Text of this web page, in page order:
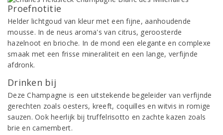
Proefnotitie
Helder lichtgoud van kleur met een fijne, aanhoudende
mousse. In de neus aroma's van citrus, geroosterde
hazelnoot en brioche. In de mond een elegante en complexe
smaak met een frisse mineraliteit en een lange, verfijnde
afdronk.
Drinken bij
Deze Champagne is een uitstekende begeleider van verfijnde
gerechten zoals oesters, kreeft, coquilles en witvis in romige
sauzen. Ook heerlijk bij truffelrisotto en zachte kazen zoals
brie en camembert.